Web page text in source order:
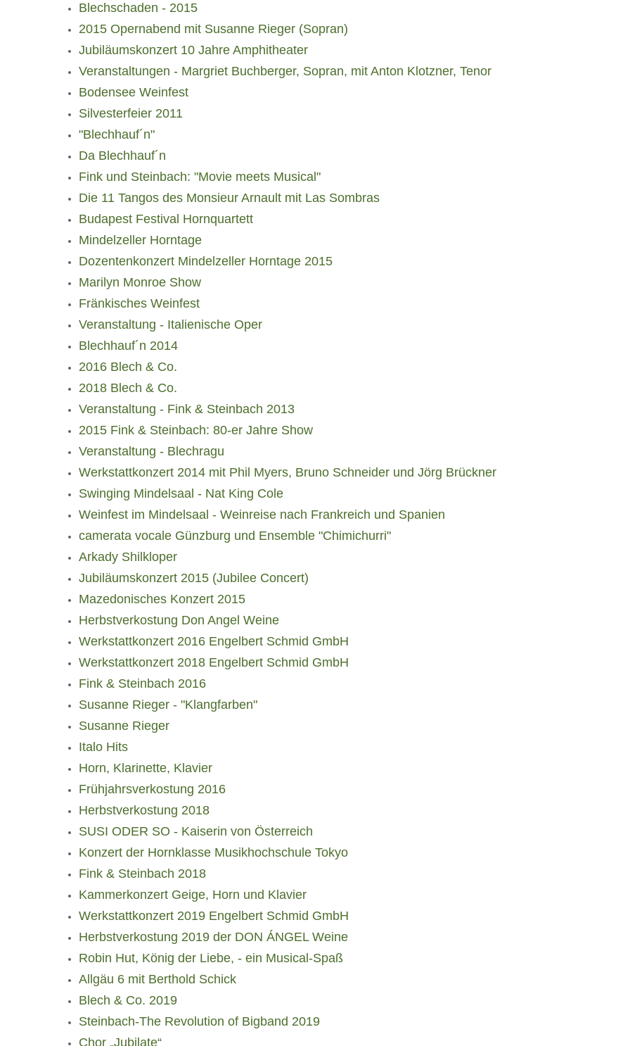
Blechschaden - 2015
2015 Opernabend mit Susanne Rieger (Sopran)
Jubiläumskonzert 10 Jahre Amphitheater
Veranstaltungen - Margriet Buchberger, Sopran, mit Anton Klotzner, Tenor
Bodensee Weinfest
Silvesterfeier 2011
"Blechhauf´n"
Da Blechhauf´n
Fink und Steinbach: "Movie meets Musical"
Die 11 Tangos des Monsieur Arnault mit Las Sombras
Budapest Festival Hornquartett
Mindelzeller Horntage
Dozentenkonzert Mindelzeller Horntage 2015
Marilyn Monroe Show
Fränkisches Weinfest
Veranstaltung - Italienische Oper
Blechhauf´n 2014
2016 Blech & Co.
2018 Blech & Co.
Veranstaltung - Fink & Steinbach 2013
2015 Fink & Steinbach: 80-er Jahre Show
Veranstaltung - Blechragu
Werkstattkonzert 2014 mit Phil Myers, Bruno Schneider und Jörg Brückner
Swinging Mindelsaal - Nat King Cole
Weinfest im Mindelsaal - Weinreise nach Frankreich und Spanien
camerata vocale Günzburg und Ensemble "Chimichurri"
Arkady Shilkloper
Jubiläumskonzert 2015 (Jubilee Concert)
Mazedonisches Konzert 2015
Herbstverkostung Don Angel Weine
Werkstattkonzert 2016 Engelbert Schmid GmbH
Werkstattkonzert 2018 Engelbert Schmid GmbH
Fink & Steinbach 2016
Susanne Rieger - "Klangfarben"
Susanne Rieger
Italo Hits
Horn, Klarinette, Klavier
Frühjahrsverkostung 2016
Herbstverkostung 2018
SUSI ODER SO - Kaiserin von Österreich
Konzert der Hornklasse Musikhochschule Tokyo
Fink & Steinbach 2018
Kammerkonzert Geige, Horn und Klavier
Werkstattkonzert 2019 Engelbert Schmid GmbH
Herbstverkostung 2019 der DON ÁNGEL Weine
Robin Hut, König der Liebe, - ein Musical-Spaß
Allgäu 6 mit Berthold Schick
Blech & Co. 2019
Steinbach-The Revolution of Bigband 2019
Chor „Jubilate“